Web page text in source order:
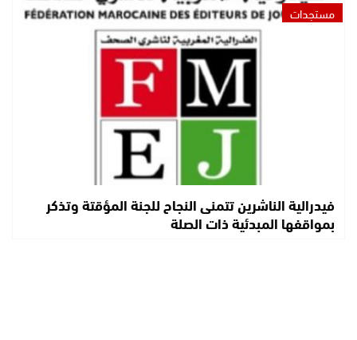
مستجدات
فيدرالية الناشرين تتمنى النجاح للجنة المؤقتة وتذكر
بمواقفها المبدئية ذات الصلة